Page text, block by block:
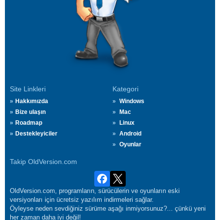
Site Linkleri
Hakkımızda
Bize ulaşın
Roadmap
Destekleyiciler
Kategori
Windows
Mac
Linux
Android
Oyunlar
Takip OldVersion.com
OldVersion.com, programların, sürücülerin ve oyunların eski
versiyonları için ücretsiz yazılım indirmeleri sağlar.
Öyleyse neden sevdiğiniz sürüme aşağı inmiyorsunuz?... çünkü yeni
her zaman daha iyi değil!